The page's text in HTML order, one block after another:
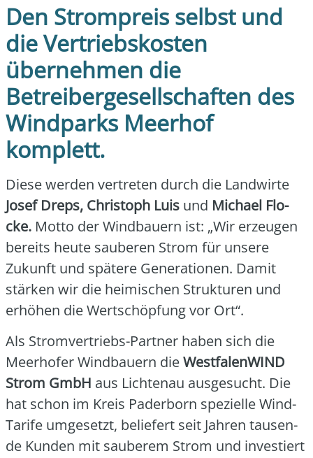
Den Strompreis selbst und
die Vertriebskosten
übernehmen die
Betreibergesellschaften des
Windparks Meerhof
komplett.
Die­se wer­den ver­tre­ten durch die Land­wir­te
Josef Dreps, Chris­toph Luis und Micha­el Flo­
cke. Mot­to der Wind­bau­ern ist: „Wir erzeu­gen
bereits heu­te sau­be­ren Strom für unse­re
Zukunft und spä­te­re Gene­ra­tio­nen. Damit
stär­ken wir die hei­mi­schen Struk­tu­ren und
erhö­hen die Wert­schöp­fung vor Ort“.
Als Strom­ver­triebs-Part­ner haben sich die
Meer­ho­fer Wind­bau­ern dieWest­fa­len­WIND
Strom GmbH aus Lich­ten­au aus­ge­sucht. Die
hat schon im Kreis Pader­born spe­zi­el­le Wind-
Tari­fe umge­setzt, belie­fert seit Jah­ren tau­sen­
de Kun­den mit sau­be­rem Strom und inves­tiert